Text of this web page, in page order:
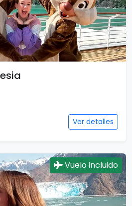
Ver detalles
Vuelo incluido